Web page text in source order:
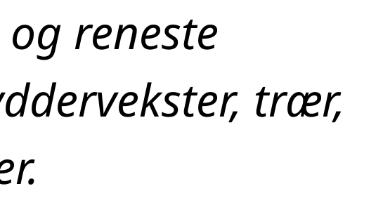
reneste
trær,